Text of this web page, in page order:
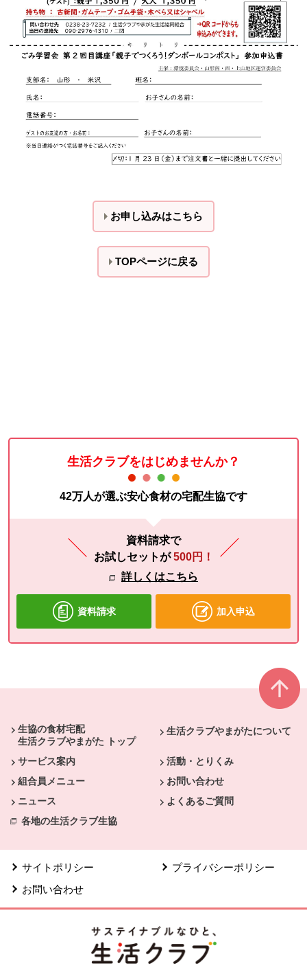
お申し込みはこちら
TOPページに戻る
生活クラブをはじめませんか？
42万人が選ぶ安心食材の宅配生協です
資料請求で
お試しセットが500円！
詳しくはこちら
資料請求 加入申込
生協の食材宅配
生活クラブやまがた トップ
生活クラブやまがたについて
サービス案内
活動・とりくみ
組合員メニュー
お問い合わせ
ニュース
よくあるご質問
各地の生活クラブ生協
サイトポリシー
プライバシーポリシー
お問い合わせ